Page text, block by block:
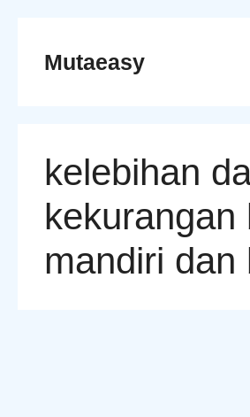
contentMutaeasy
kelebihan
kekurangan
mandiri dan